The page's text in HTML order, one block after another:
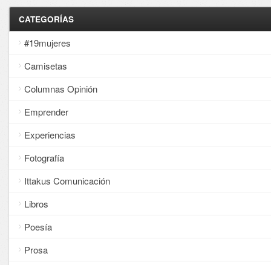
CATEGORÍAS
#19mujeres
Camisetas
Columnas Opinión
Emprender
Experiencias
Fotografía
Ittakus Comunicación
Libros
Poesía
Prosa